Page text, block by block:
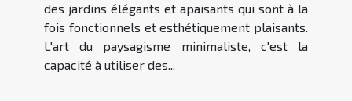
des jardins élégants et apaisants qui sont à la
fois fonctionnels et esthétiquement plaisants.
L'art du paysagisme minimaliste, c'est la
capacité à utiliser des...